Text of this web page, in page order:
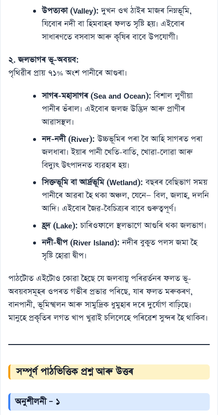
উপত্যকা (Valley): দুখন ওখ ঠাইৰ মাজৰ নিম্নভূমি,
যিবোৰ নদী বা হিমবাহৰ ফলত সৃষ্টি হয়। এইবোৰ
সাধাৰণতে বসবাস আৰু কৃষিৰ বাবে উপযোগী।
২. জলভাগৰ ভূ-অবয়ব:
পৃথিৱীৰ প্ৰায় ৭১% অংশ পানীৰে আগুৰা।
সাগৰ-মহাসাগৰ (Sea and Ocean): বিশাল লুণীয়া
পানীৰ ভঁৰাল। এইবোৰ জলজ উদ্ভিদ আৰু প্ৰাণীৰ
আৱাসস্থল।
নদ-নদী (River): উচ্চভূমিৰ পৰা বৈ আহি সাগৰত পৰা
জলধাৰা। ইয়াৰ পানী খেতি-বাতি, খোৱা-লোৱা আৰু
বিদ্যুৎ উৎপাদনত ব্যৱহাৰ হয়।
সিক্তভূমি বা আৰ্দ্ৰভূমি (Wetland): বছৰৰ বেছিভাগ সময়
পানীৰে আৱৰা হৈ থকা অঞ্চল, যেনে— বিল, জলাহ, দলনি
আদি। এইবোৰ জৈৱ-বৈচিত্ৰ্যৰ বাবে গুৰুত্বপূৰ্ণ।
হ্ৰদ (Lake): চাৰিওফালে স্থলভাগে আগুৰি থকা জলভাগ।
নদী-দ্বীপ (River Island): নদীৰ বুকুত পলস জমা হৈ
সৃষ্টি হোৱা দ্বীপ।
পাঠটোত এইটোও কোৱা হৈছে যে জলবায়ু পৰিৱৰ্তনৰ ফলত ভূ-
অবয়বসমূহৰ ওপৰত গভীৰ প্ৰভাৱ পৰিছে, যাৰ ফলত মৰুকৰণ,
বানপানী, ভূমিস্খলন আৰু সামুদ্ৰিক ধুমুহাৰ দৰে দুৰ্যোগ বাঢ়িছে।
মানুহে প্ৰকৃতিৰ লগত খাপ খুৱাই চলিলেহে পৰিৱেশ সুন্দৰ হৈ থাকিব।
সম্পূৰ্ণ পাঠভিত্তিক প্ৰশ্ন আৰু উত্তৰ
অনুশীলনী – ১